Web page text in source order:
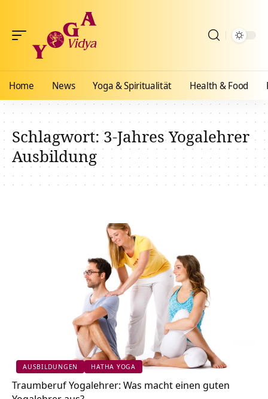
Home News Yoga & Spiritualität Health & Food
Schlagwort:3-Jahres Yogalehrer
Ausbildung
AUSBILDUNGEN HATHA YOGA
Traumberuf Yogalehrer: Was macht einen guten